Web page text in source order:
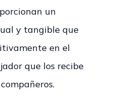
un
y tangible que
en el
que los recibe